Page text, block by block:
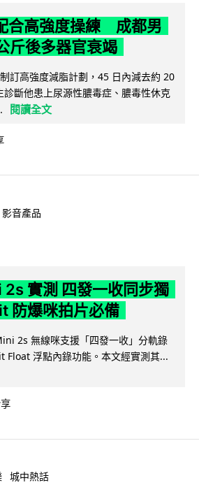
合高強度操練 成都男
斤後多器官衰竭
訂高強度減脂計劃，45 日內減去約 20
診斷他患上尿源性膿毒症、膿毒性休克
閱讀全文
影音產品
實測 四發一收同步獨
防爆咪拍片必備
2s 無線咪支援「四發一收」分軌錄
Float 浮點內錄功能。本文經實測其...
城中熱話